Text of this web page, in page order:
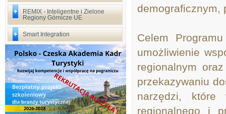
REMIX - Inteligentne i Zielone
Regiony Górnicze UE
Smart Integration
demograficznym,
Celem
umożliwienie
regionalnym
przekazywaniu
narzędzi, które
regionalnego i